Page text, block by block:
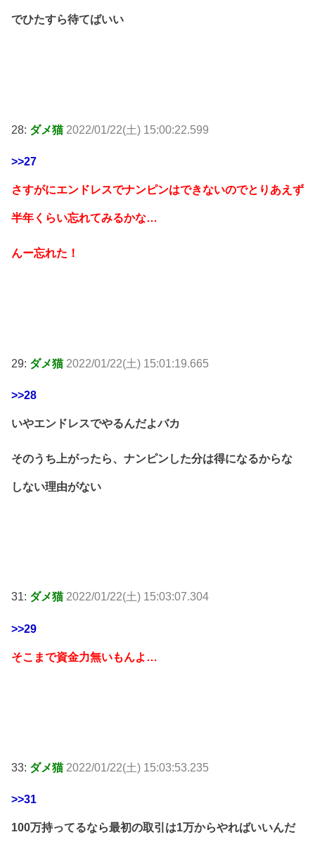
でひたすら待てばいい
28: ダメ猫 2022/01/22(土) 15:00:22.599
>>27
さすがにエンドレスでナンピンはできないのでとりあえず
半年くらい忘れてみるかな…
んー忘れた！
29: ダメ猫 2022/01/22(土) 15:01:19.665
>>28
いやエンドレスでやるんだよバカ
そのうち上がったら、ナンピンした分は得になるからな
しない理由がない
31: ダメ猫 2022/01/22(土) 15:03:07.304
>>29
そこまで資金力無いもんよ…
33: ダメ猫 2022/01/22(土) 15:03:53.235
>>31
100万持ってるなら最初の取引は1万からやればいいんだ